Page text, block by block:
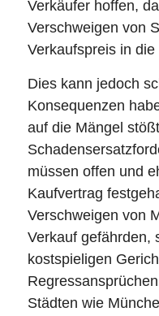
Verkäufer hoffen,
Verschweigen von
Verkaufspreis in
Dies kann jedoch
Konsequenzen
auf die Mängel
müssen offen und
Kaufvertrag
Verschweigen von
Verkauf gefährden,
kostspieligen
Städten wie